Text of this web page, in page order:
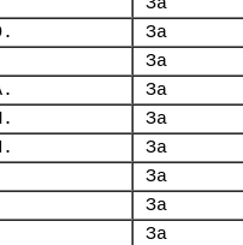
За
За
За
За
За
За
За
За